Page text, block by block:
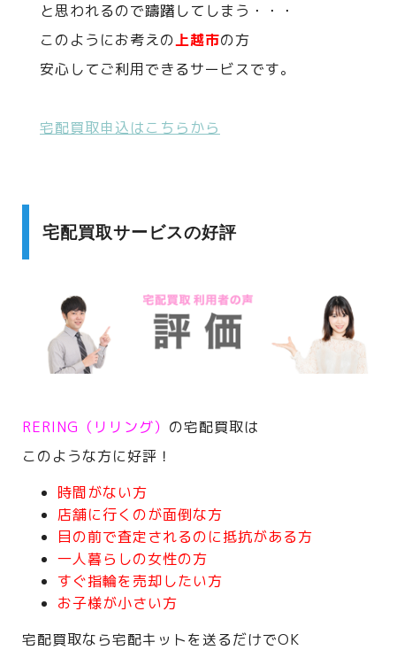
と思われるので躊躇してしまう・・・
このようにお考えの上越市の方
安心してご利用できるサービスです。
宅配買取申込はこちらから
宅配買取サービスの好評
RERING（リリング） の宅配買取は
このような方に好評！
時間がない方
店舗に行くのが面倒な方
目の前で査定されるのに抵抗がある方
一人暮らしの女性の方
すぐ指輪を売却したい方
お子様が小さい方
宅配買取なら宅配キットを送るだけでOK